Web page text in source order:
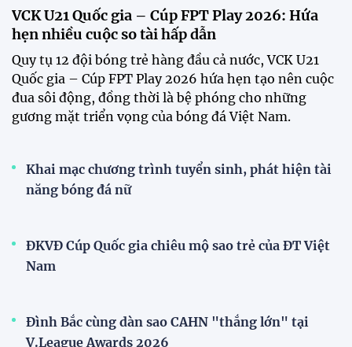
CĐV vượt gần 80 km từ 5h30 sáng để mua vé xem
tuyển Việt Nam
Tuyển Việt Nam đối đầu Malaysia ở bán kết
ASEAN Cup 2026?
Đội tuyển Việt Nam được người hâm mộ chào đón
nồng nhiệt khi trở về Hà Nội
Đội tuyển nữ Việt Nam